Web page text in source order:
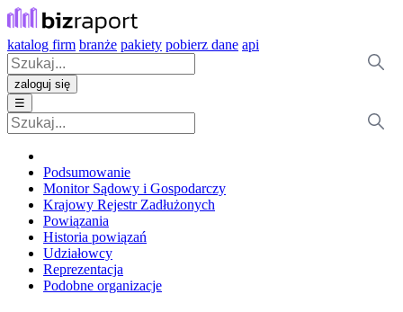
katalog firm branże pakiety pobierz dane api
zaloguj się
☰
Podsumowanie
Monitor Sądowy i Gospodarczy
Krajowy Rejestr Zadłużonych
Powiązania
Historia powiązań
Udziałowcy
Reprezentacja
Podobne organizacje